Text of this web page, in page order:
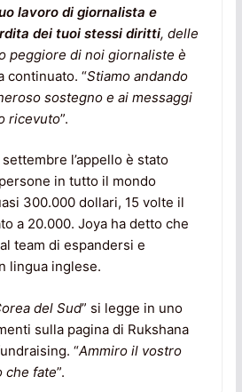
lavoro di giornalista e
dei tuoi stessi diritti, delle
peggiore di noi giornaliste è
continuato. “Stiamo andando
sostegno e ai messaggi
ricevuto”.
l’appello è stato
in tutto il mondo
300.000 dollari, 15 volte il
a 20.000. Joya ha detto che
team di espandersi e
lingua inglese.
del Sud” si legge in uno
sulla pagina di Rukshana
“Ammiro il vostro
che fate”.